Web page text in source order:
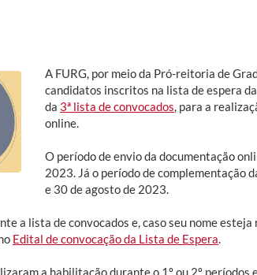
A FURG, por meio da Pró-reitoria de
candidatos inscritos na lista de espera
da 3ª lista de convocados , para a
online.
O período de envio da documentação
2023. Já o período de complementação
e 30 de agosto de 2023.
a lista de convocados e, caso seu nome
Edital de convocação da Lista de Espera
a habilitação durante o 1º ou 2º períodos